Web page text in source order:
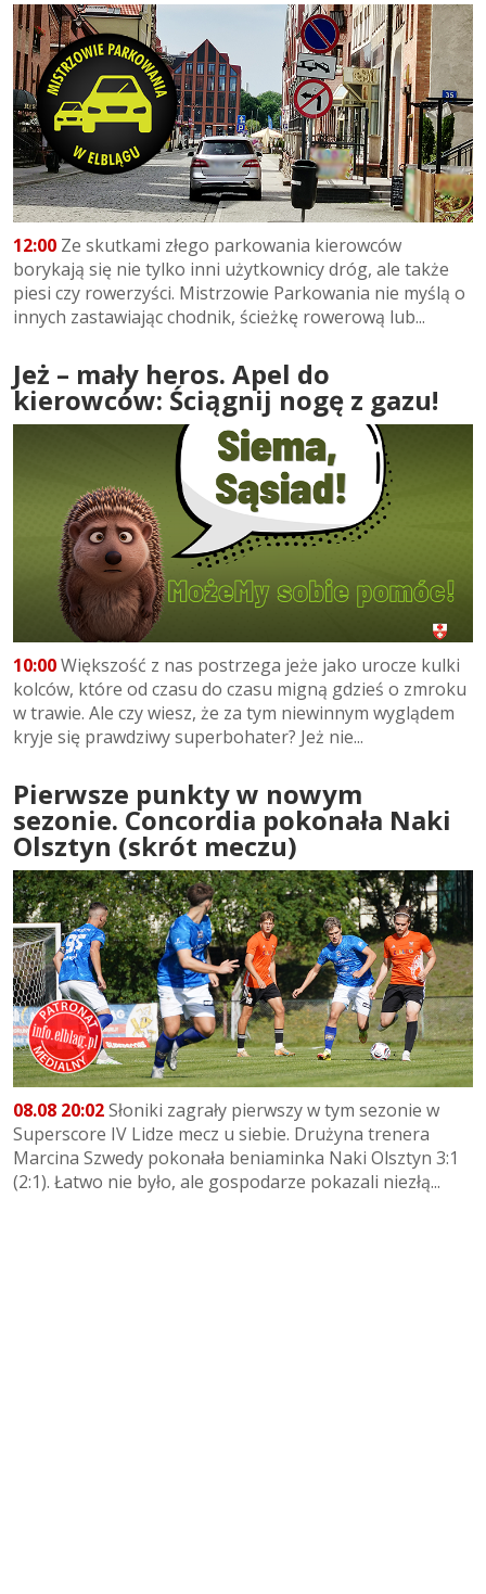
12:00 Ze skutkami złego parkowania kierowców
borykają się nie tylko inni użytkownicy dróg, ale także
piesi czy rowerzyści. Mistrzowie Parkowania nie myślą o
innych zastawiając chodnik, ścieżkę rowerową lub...
Jeż – mały heros. Apel do
kierowców: Ściągnij nogę z gazu!
10:00Większość z nas postrzega jeże jako urocze kulki
kolców, które od czasu do czasu migną gdzieś o zmroku
w trawie. Ale czy wiesz, że za tym niewinnym wyglądem
kryje się prawdziwy superbohater? Jeż nie...
Pierwsze punkty w nowym
sezonie. Concordia pokonała Naki
Olsztyn (skrót meczu)
08.08 20:02Słoniki zagrały pierwszy w tym sezonie w
Superscore IV Lidze mecz u siebie. Drużyna trenera
Marcina Szwedy pokonała beniaminka Naki Olsztyn 3:1
(2:1). Łatwo nie było, ale gospodarze pokazali niezłą...